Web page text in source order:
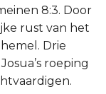
8:3. Door
rust van het
Drie
roeping